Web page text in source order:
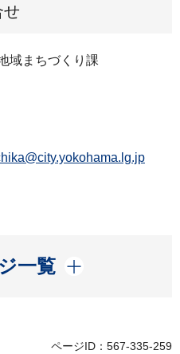
せ
域まちづくり課
一覧
開く
ページID：567-335-259